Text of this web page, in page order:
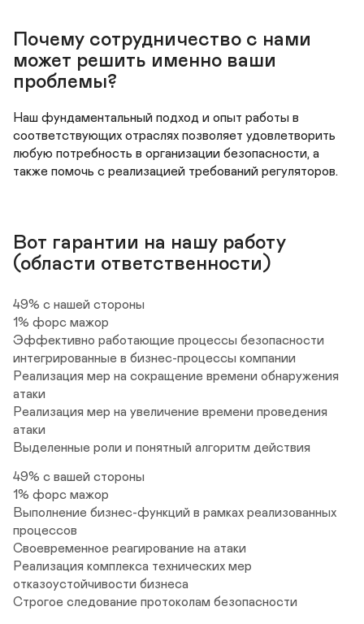
Почему сотрудничество с нами
может решить именно ваши
проблемы?
Наш фундаментальный подход и опыт работы в
соответствующих отраслях позволяет удовлетворить
любую потребность в организации безопасности, а
также помочь с реализацией требований регуляторов.
Вот гарантии на нашу работу
(области ответственности)
49% с нашей стороны
1% форс мажор
Эффективно работающие процессы безопасности
интегрированные в бизнес-процессы компании
Реализация мер на сокращение времени обнаружения
атаки
Реализация мер на увеличение времени проведения
атаки
49% с вашей стороны
1% форс мажор
Выполнение бизнес-функций в рамках реализованных
процессов
Своевременное реагирование на атаки
Реализация комплекса технических мер
отказоустойчивости бизнеса